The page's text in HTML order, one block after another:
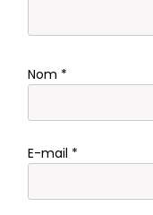
Nom *
E-mail *